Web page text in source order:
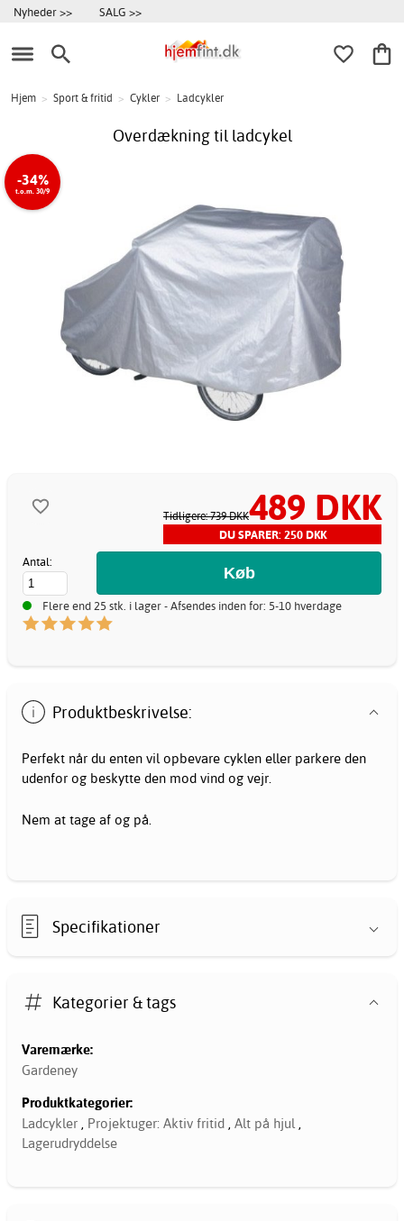
Nyheder >> SALG >>
Hjem > Sport & fritid > Cykler > Ladcykler
Overdækning til ladcykel
-34%
t.o.m. 30/9
Tidligere: 739 DKK489 DKK
DU SPARER: 250 DKK
Antal:
Flere end 25 stk. i lager - Afsendes inden for: 5-10 hverdage
Produktbeskrivelse:
Perfekt når du enten vil opbevare cyklen eller parkere den
udenfor og beskytte den mod vind og vejr.
Nem at tage af og på.
Specifikationer
Kategorier & tags
Varemærke:
Gardeney
Produktkategorier:
Ladcykler , Projektuger: Aktiv fritid , Alt på hjul ,
Lagerudryddelse